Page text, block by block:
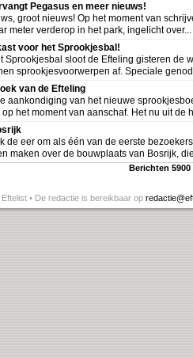
Pegasus en meer nieuws!
groot nieuws! Op het moment van
meter verderop in het park, ingelicht over...
voor het Sprookjesbal!
Sprookjesbal sloot de Efteling gisteren de
sprookjesvoorwerpen af. Speciale
van de Efteling
aankondiging van het nieuwe
het moment van aanschaf. Het nu uit de
de eer om als één van de eerste
maken over de bouwplaats van Bosrijk,
Berichten
• De redactie is bereikbaar op